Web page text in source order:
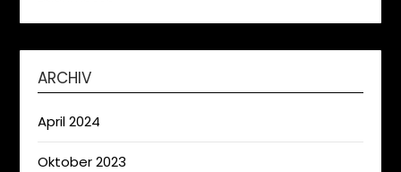
ARCHIV
April 2024
Oktober 2023